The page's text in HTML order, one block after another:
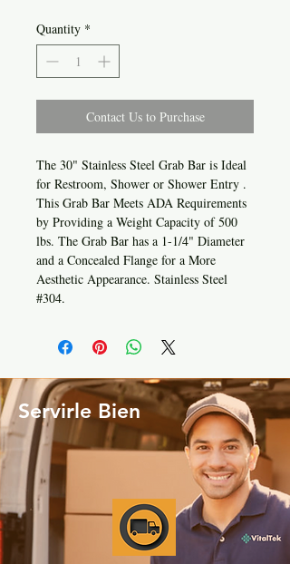
Quantity *
Contact Us to Purchase
The 30" Stainless Steel Grab Bar is Ideal
for Restroom, Shower or Shower Entry .
This Grab Bar Meets ADA Requirements
by Providing a Weight Capacity of 500
lbs. The Grab Bar has a 1-1/4" Diameter
and a Concealed Flange for a More
Aesthetic Appearance. Stainless Steel
#304.
Servirle Bien